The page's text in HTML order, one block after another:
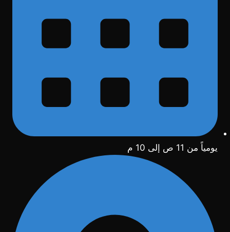
يومياً من 11 ص إلى 10 م